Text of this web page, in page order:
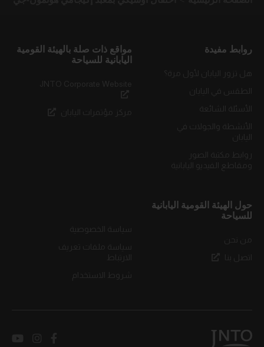
روابط مفيدة
مواقع ذات صلة بالهيئة القومية
اليابانية للسياحة
حول الهيئة القومية اليابانية
للسياحة